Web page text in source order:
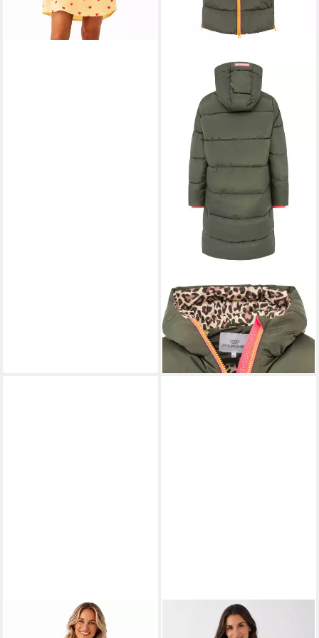
ZWILLINGSHERZ
Steppmantel Leo Kapuze
119,99 €
ZWILLINGSHERZTunikakleid
Musselin Tunika/Kleid mit
ZWILLINGSHERZLongtunika
Musselin Schlupfbluse "Rom"